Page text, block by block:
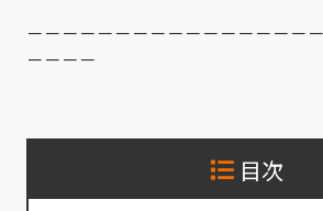
－－－－－－－－－－－－－－－－
－－－－
目次